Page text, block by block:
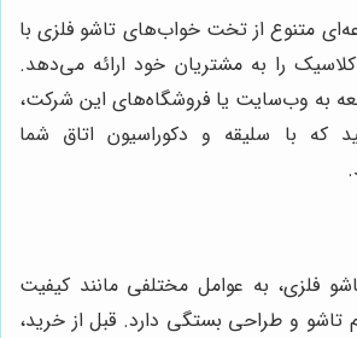
متنوع از تخت خواب‌های تاشو فلزی با
را به مشتریان خود ارائه می‌دهد.
به وب‌سایت یا فروشگاه‌های این شرکت،
که با سلیقه و دکوراسیون اتاق شما
فلزی، به عوامل مختلفی مانند کیفیت
تاشو و طراحی بستگی دارد. قبل از خرید،